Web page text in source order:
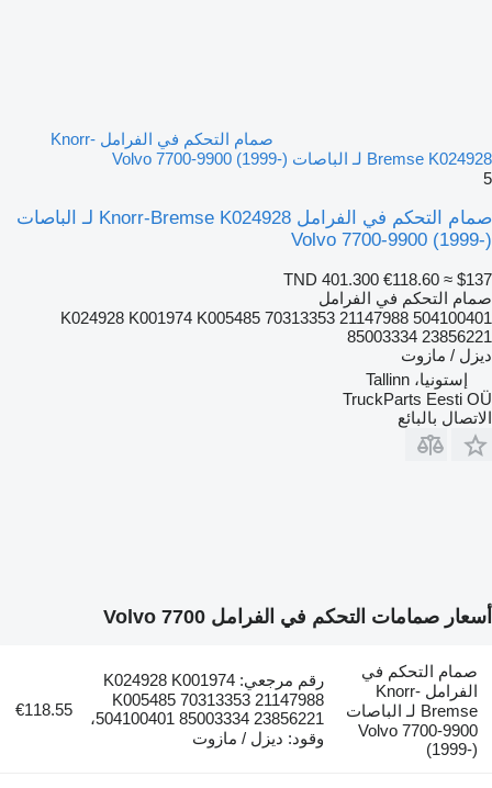
صمام التحكم في الفرامل Knorr-
Bremse K024928 لـ الباصات Volvo 7700-9900 (1999-)
5
صمام التحكم في الفرامل Knorr-Bremse K024928 لـ الباصات
Volvo 7700-9900 (1999-)
TND 401.300 €118.60 ≈ $137
صمام التحكم في الفرامل
K024928 K001974 K005485 70313353 21147988 504100401
85003334 23856221
ديزل / مازوت
إستونيا، Tallinn
TruckParts Eesti OÜ
الاتصال بالبائع
أسعار صمامات التحكم في الفرامل Volvo 7700
صمام التحكم في
الفرامل Knorr-
Bremse لـ الباصات
Volvo 7700-9900
(1999-)
رقم مرجعي: K024928 K001974
K005485 70313353 21147988
504100401 85003334 23856221،
وقود: ديزل / مازوت
€118.55